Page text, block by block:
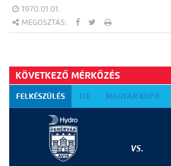
1970.01.01.
MEGOSZTÁS:
KÖVETKEZŐ MÉRKŐZÉS
FELKÉSZÜLÉS ICE MAGYAR KUPA
VS.